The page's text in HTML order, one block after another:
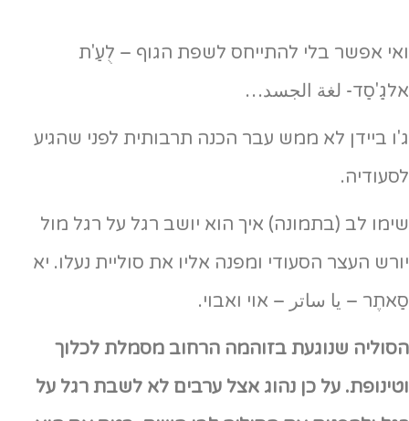
ואי אפשר בלי להתייחס לשפת הגוף – לֻעַ'ת
אלגַ'סַד- لغة الجسد…
ג'ו ביידן לא ממש עבר הכנה תרבותית לפני שהגיע
לסעודיה.
שימו לב (בתמונה) איך הוא יושב רגל על רגל מול
יורש העצר הסעודי ומפנה אליו את סוליית נעלו. יא
סַאתֶר – يا ساتر – אוי ואבוי.
הסוליה שנוגעת בזוהמה הרחוב מסמלת לכלוך
וטינופת. על כן נהוג אצל ערבים לא לשבת רגל על